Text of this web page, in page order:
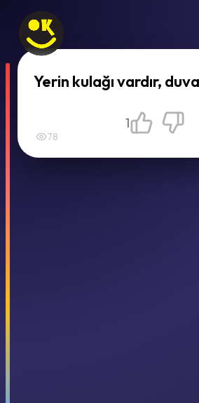
Yerin kulağı vardır,
78
1